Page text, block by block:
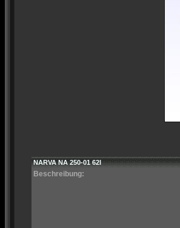
NARVA NA 250-01 62I
Beschreibung: